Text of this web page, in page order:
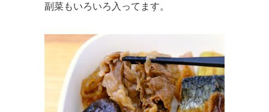
副菜もいろいろ入ってます。